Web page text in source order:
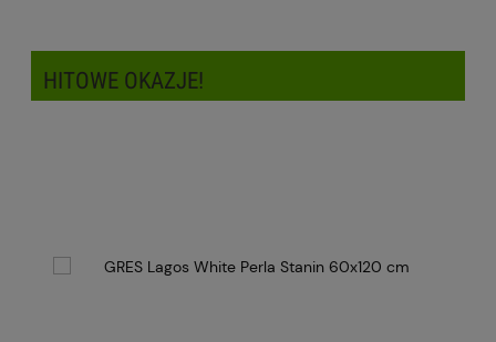
HITOWE OKAZJE!